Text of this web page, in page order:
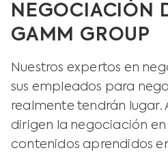
NEGOCIACIÓN
GAMM GROUP
Nuestros expertos en
sus empleados para
realmente tendrán lugar.
dirigen la negociación
contenidos aprendidos